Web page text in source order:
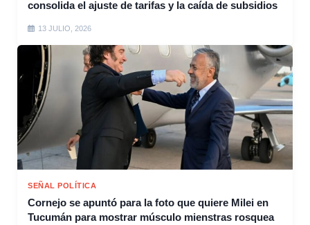
consolida el ajuste de tarifas y la caída de subsidios
13 JULIO, 2026
SEÑAL POLÍTICA
Cornejo se apuntó para la foto que quiere Milei en
Tucumán para mostrar músculo mienstras rosquea